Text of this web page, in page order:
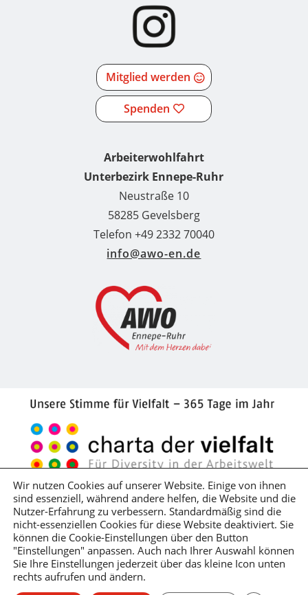
Mitglied werden
Spenden
Arbeiterwohlfahrt
Unterbezirk Ennepe-Ruhr
Neustraße 10
58285 Gevelsberg
Telefon +49 2332 70040
info@awo-en.de
Impressum
Datenschutzerklärung
Hinweisgeber*innenschutzgesetz
Lieferkettensorgfaltspflichtengesetz
Wir nutzen Cookies auf unserer Website. Einige von ihnen
sind essenziell, während andere helfen, die Website und die
Nutzer-Erfahrung zu verbessern. Standardmäßig sind die
nicht-essenziellen Cookies für diese Website deaktiviert. Sie
können die Cookie-Einstellungen über den Button
"Einstellungen" anpassen. Auch nach Ihrer Auswahl können
Sie Ihre Einstellungen jederzeit über das kleine Icon unten
rechts aufrufen und ändern.